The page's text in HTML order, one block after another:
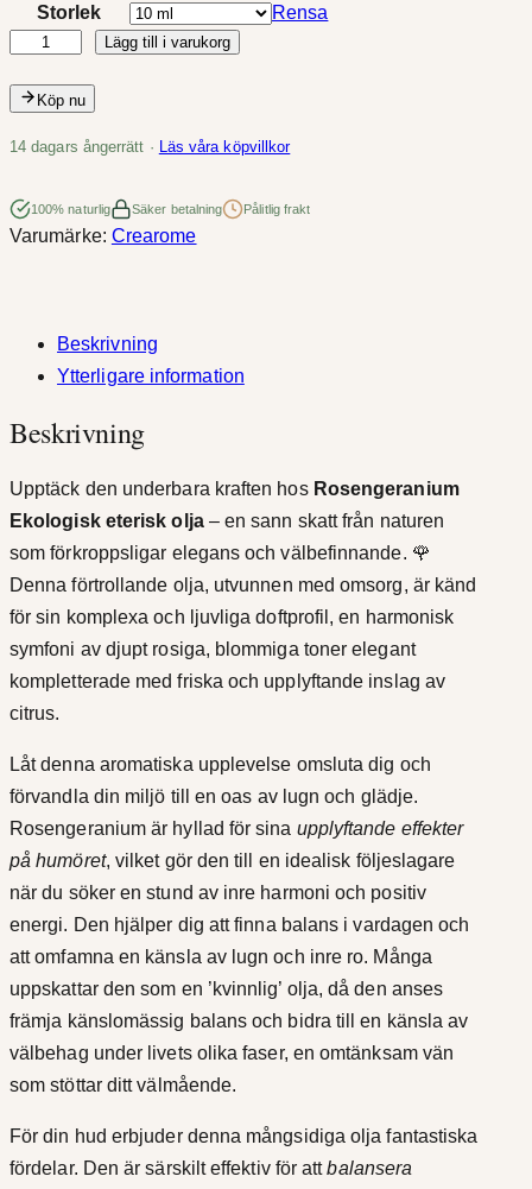
n
t
r
v
0
,
0
k
r
i
l
l
1
3
9
,
k
Storlek
Rensa
r
a
i
u
n
k
o
l
o
g
i
s
k
m
Lägg till i varukorg
Köp nu
14 dagars ångerrätt · Läs våra köpvillkor
100% naturlig Säker betalning Pålitlig frakt
Varumärke: Crearome
Beskrivning
Ytterligare information
Beskrivning
Upptäck den underbara kraften hos Rosengeranium
Ekologisk eterisk olja– en sann skatt från naturen
som förkroppsligar elegans och välbefinnande. 🌹
Denna förtrollande olja, utvunnen med omsorg, är känd
för sin komplexa och ljuvliga doftprofil, en harmonisk
symfoni av djupt rosiga, blommiga toner elegant
kompletterade med friska och upplyftande inslag av
citrus.
Låt denna aromatiska upplevelse omsluta dig och
förvandla din miljö till en oas av lugn och glädje.
Rosengeranium är hyllad för sina upplyftande effekter
på humöret, vilket gör den till en idealisk följeslagare
när du söker en stund av inre harmoni och positiv
energi. Den hjälper dig att finna balans i vardagen och
att omfamna en känsla av lugn och inre ro. Många
uppskattar den som en ’kvinnlig’ olja, då den anses
främja känslomässig balans och bidra till en känsla av
välbehag under livets olika faser, en omtänksam vän
som stöttar ditt välmående.
För din hud erbjuder denna mångsidiga olja fantastiska
fördelar. Den är särskilt effektiv för attbalansera